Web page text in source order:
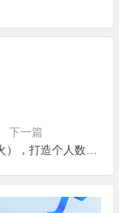
下一篇